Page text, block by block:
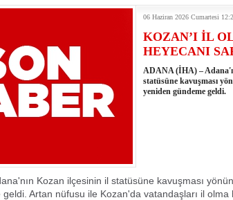
DOĞASEVERLERİN GÖZDESİ
06 Haziran 2026 Cumartesi
KOZAN’I İL
HEYECANI
ADANA (İHA) –
statüsüne kavuşması
yeniden gündeme geldi.
Kozan ilçesinin il statüsüne kavuşması
Artan nüfusu ile Kozan'da vatandaşları il olma